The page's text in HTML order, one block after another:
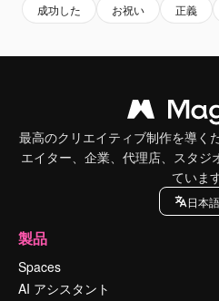
成功した お祝い 正義
最高のクリエイティブ制作を導く
エイター、企業、代理店、スタジ
ていま
日本語
製品
Spaces
AI アシスタント